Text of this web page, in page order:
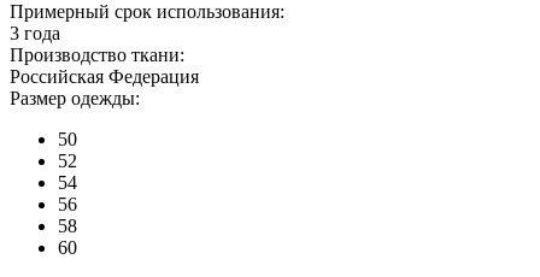
Примерный срок использования:
3 года
Производство ткани:
Российская Федерация
Размер одежды:
50
52
54
56
58
60